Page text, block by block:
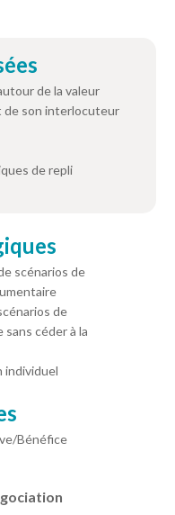
de la valeur
de son interlocuteur
de repli
scénarios de
de
céder à la
individuel
Bénéfice